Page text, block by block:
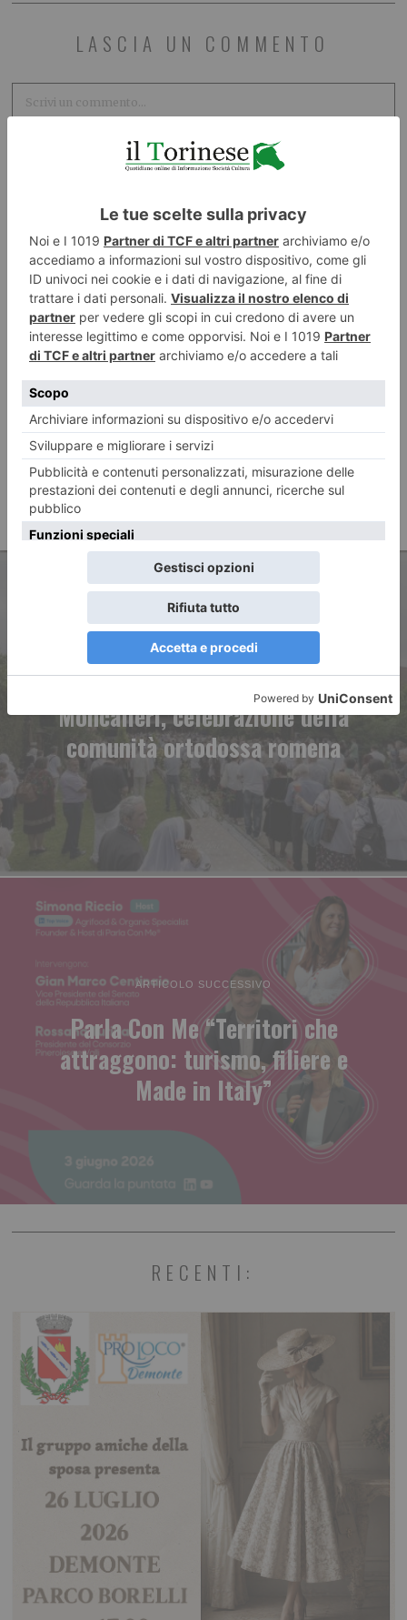
LASCIA UN COMMENTO
Moncalieri, celebrazione della
comunità ortodossa romena
ARTICOLO SUCCESSIVO
Parla Con Me “Territori che
attraggono: turismo, filiere e
Made in Italy”
RECENTI: